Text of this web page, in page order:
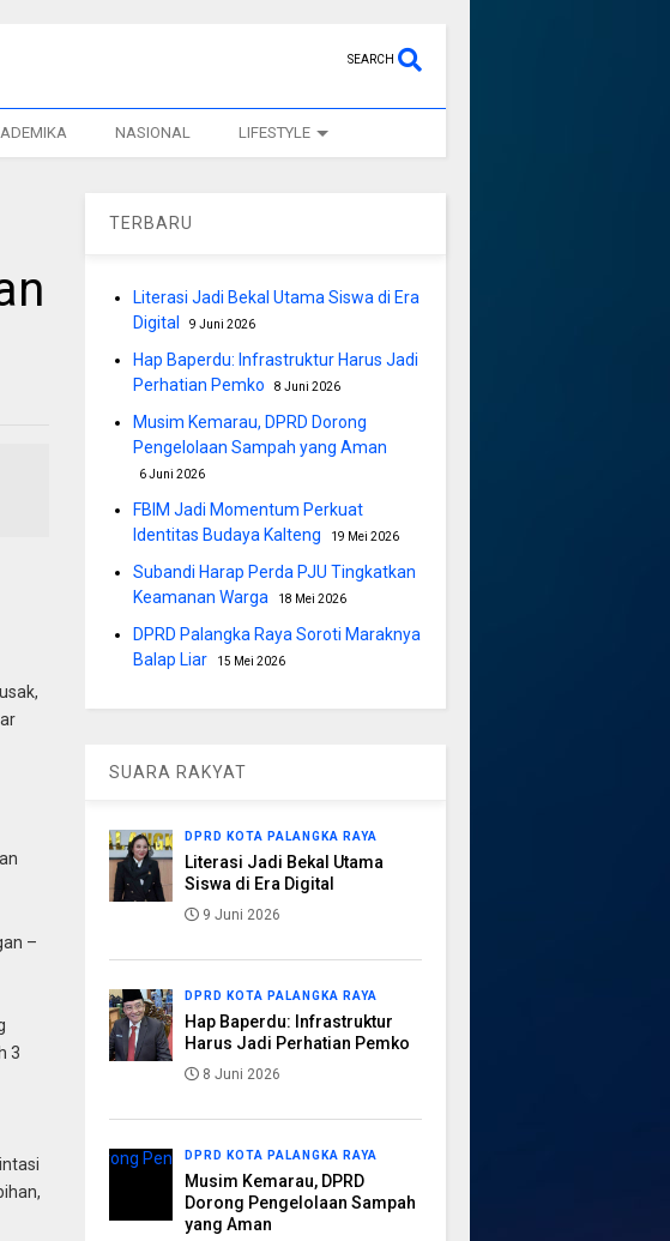
SEARCH
NASIONAL LIFESTYLE
–
3
TERBARU
Literasi Jadi Bekal Utama Siswa di Era
Digital
9 Juni 2026
Hap Baperdu: Infrastruktur Harus Jadi
Perhatian Pemko
8 Juni 2026
Musim Kemarau, DPRD Dorong
Pengelolaan Sampah yang Aman
6 Juni 2026
FBIM Jadi Momentum Perkuat
Identitas Budaya Kalteng
19 Mei 2026
Subandi Harap Perda PJU Tingkatkan
Keamanan Warga
18 Mei 2026
DPRD Palangka Raya Soroti Maraknya
Balap Liar
15 Mei 2026
SUARA RAKYAT
DPRD KOTA PALANGKA RAYA
Literasi Jadi Bekal Utama
Siswa di Era Digital
9 Juni 2026
DPRD KOTA PALANGKA RAYA
Hap Baperdu: Infrastruktur
Harus Jadi Perhatian Pemko
8 Juni 2026
DPRD KOTA PALANGKA RAYA
Musim Kemarau, DPRD
Dorong Pengelolaan Sampah
yang Aman